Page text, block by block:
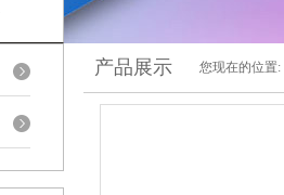
产品展示 您现在的位置: